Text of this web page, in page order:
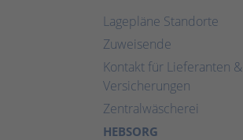
Lagepläne Standorte
Zuweisende
Kontakt für Lieferanten &
Versicherungen
Zentralwäscherei
HEBSORG